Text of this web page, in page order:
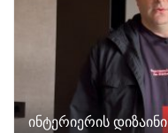
ინტერიერის დიზაინი